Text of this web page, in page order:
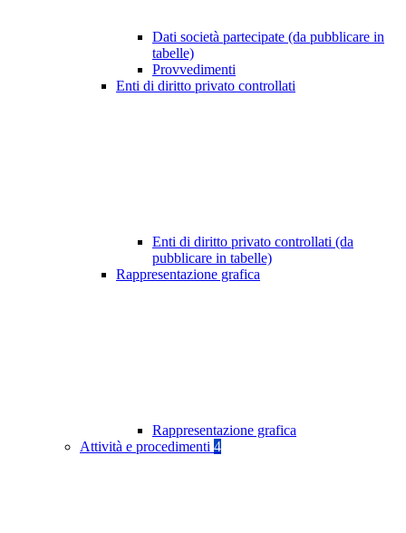
Dati società partecipate (da pubblicare in
tabelle)
Provvedimenti
Enti di diritto privato controllati
Enti di diritto privato controllati (da
pubblicare in tabelle)
Rappresentazione grafica
Rappresentazione grafica
Attività e procedimenti 4